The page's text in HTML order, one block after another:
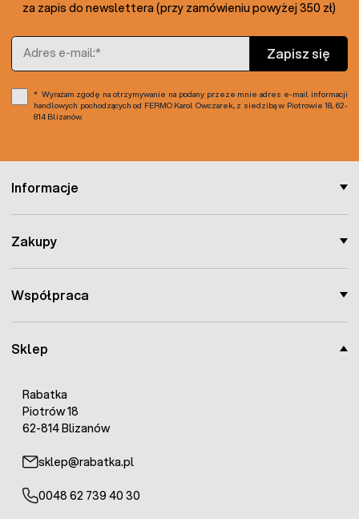
Sklep
Rabatka
Piotrów 18
62-814 Blizanów
sklep@rabatka.pl
0048 62 739 40 30
Informacje
Zakupy
Współpraca
za zapis do newslettera (przy zamówieniu powyżej 350 zł)
Adres e-mail
Zapisz się
Wyrażam zgodę na otrzymywanie na podany przeze mnie adres e-mail informacji
handlowych pochodzących od FERMO Karol Owczarek, z siedzibą w Piotrowie 18, 62-
814 Blizanów.